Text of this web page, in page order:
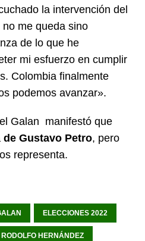
la intervención del
me queda sino
de lo que he
mi esfuerzo en cumplir
Colombia finalmente
podemos avanzar».
Galan manifestó que
de Gustavo Petro, pero
representa.
ELECCIONES 2022
RODOLFO HERNÁNDEZ